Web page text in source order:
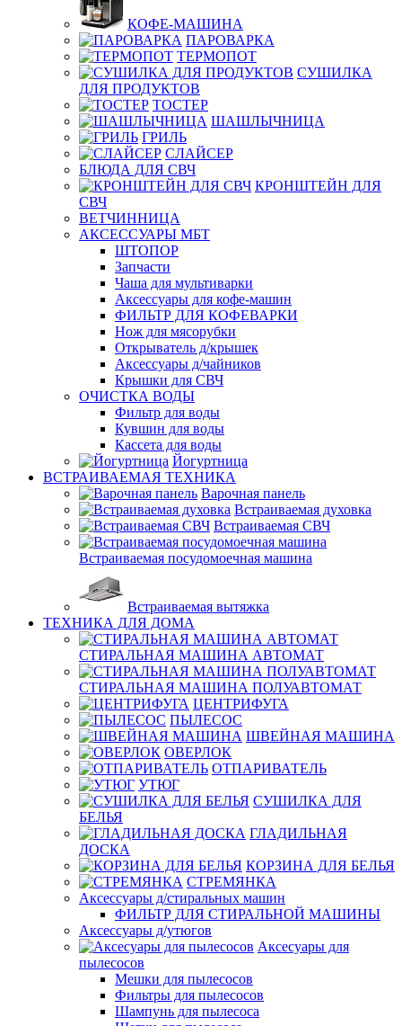
КОФЕ-МАШИНА
ПАРОВАРКА
ТЕРМОПОТ
СУШИЛКА
ДЛЯ ПРОДУКТОВ
ТОСТЕР
ШАШЛЫЧНИЦА
ГРИЛЬ
СЛАЙСЕР
БЛЮДА ДЛЯ СВЧ
КРОНШТЕЙН ДЛЯ
СВЧ
ВЕТЧИННИЦА
АКСЕССУАРЫ МБТ
ШТОПОР
Запчасти
Чаша для мультиварки
Аксессуары для кофе-машин
ФИЛЬТР ДЛЯ КОФЕВАРКИ
Нож для мясорубки
Открыватель д/крышек
Аксессуары д/чайников
Крышки для СВЧ
ОЧИСТКА ВОДЫ
Фильтр для воды
Кувшин для воды
Кассета для воды
Йогуртница
ВСТРАИВАЕМАЯ ТЕХНИКА
Варочная панель
Встраиваемая духовка
Встраиваемая СВЧ
Встраиваемая посудомоечная машина
Встраиваемая вытяжка
ТЕХНИКА ДЛЯ ДОМА
СТИРАЛЬНАЯ МАШИНА АВТОМАТ
СТИРАЛЬНАЯ МАШИНА ПОЛУАВТОМАТ
ЦЕНТРИФУГА
ПЫЛЕСОС
ШВЕЙНАЯ МАШИНА
ОВЕРЛОК
ОТПАРИВАТЕЛЬ
УТЮГ
СУШИЛКА ДЛЯ
БЕЛЬЯ
ГЛАДИЛЬНАЯ
ДОСКА
КОРЗИНА ДЛЯ БЕЛЬЯ
СТРЕМЯНКА
Аксессуары д/стиральных машин
ФИЛЬТР ДЛЯ СТИРАЛЬНОЙ МАШИНЫ
Аксессуары д/утюгов
Аксесуары для
пылесосов
Мешки для пылесосов
Фильтры для пылесосов
Шампунь для пылесоса